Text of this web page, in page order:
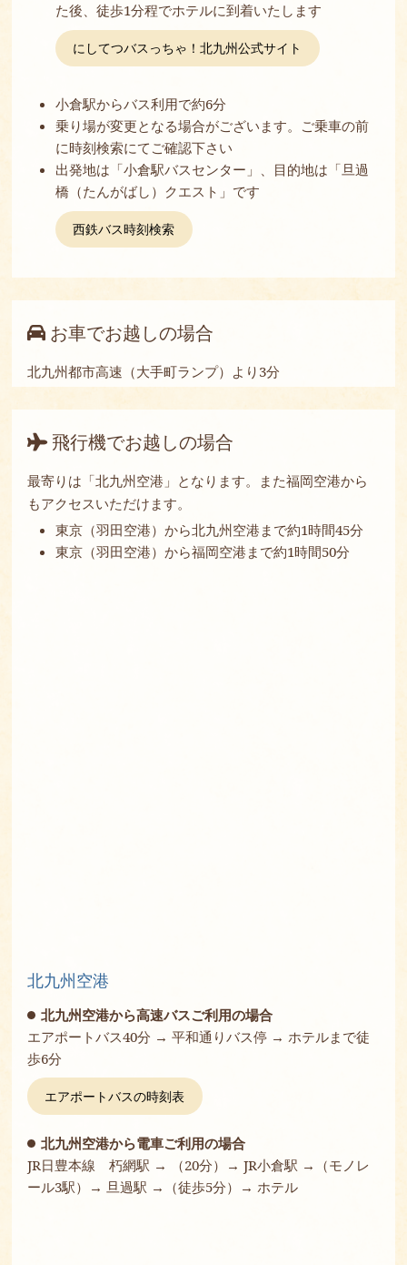
た後、徒歩1分程でホテルに到着いたします
にしてつバスっちゃ！北九州公式サイト
小倉駅からバス利用で約6分
乗り場が変更となる場合がございます。ご乗車の前
に時刻検索にてご確認下さい
出発地は「小倉駅バスセンター」、目的地は「旦過
橋（たんがばし）クエスト」です
西鉄バス時刻検索
お車でお越しの場合
北九州都市高速（大手町ランプ）より3分
飛行機でお越しの場合
最寄りは「北九州空港」となります。また福岡空港から
もアクセスいただけます。
東京（羽田空港）から北九州空港まで約1時間45分
東京（羽田空港）から福岡空港まで約1時間50分
北九州空港
北九州空港から高速バスご利用の場合
エアポートバス40分 → 平和通りバス停 → ホテルまで徒
歩6分
エアポートバスの時刻表
北九州空港から電車ご利用の場合
JR日豊本線 朽網駅 → （20分）→ JR小倉駅 → （モノレ
ール3駅）→ 旦過駅 →（徒歩5分）→ ホテル